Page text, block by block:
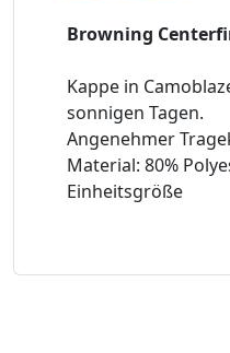
Browning
Kappe in
sonnigen Tagen.
Angenehmer
Material: 80%
Einheitsgröße